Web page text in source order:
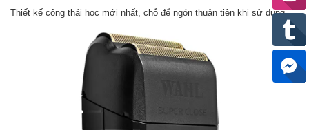
Thiết kế công thái học mới nhất, chỗ để ngón thuận tiện khi sử dụng.